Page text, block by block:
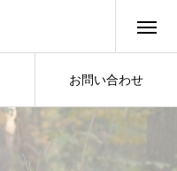
お問い合わせ